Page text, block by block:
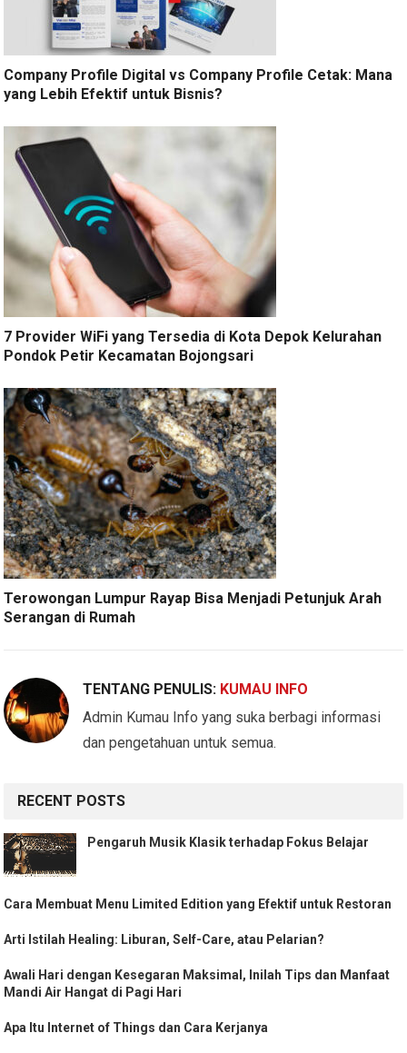
Company Profile Digital vs Company Profile Cetak: Mana
yang Lebih Efektif untuk Bisnis?
7 Provider WiFi yang Tersedia di Kota Depok Kelurahan
Pondok Petir Kecamatan Bojongsari
Terowongan Lumpur Rayap Bisa Menjadi Petunjuk Arah
Serangan di Rumah
TENTANG PENULIS: KUMAU INFO
Admin Kumau Info yang suka berbagi informasi
dan pengetahuan untuk semua.
RECENT POSTS
Pengaruh Musik Klasik terhadap Fokus Belajar
Cara Membuat Menu Limited Edition yang Efektif untuk Restoran
Arti Istilah Healing: Liburan, Self-Care, atau Pelarian?
Awali Hari dengan Kesegaran Maksimal, Inilah Tips dan Manfaat
Mandi Air Hangat di Pagi Hari
Apa Itu Internet of Things dan Cara Kerjanya